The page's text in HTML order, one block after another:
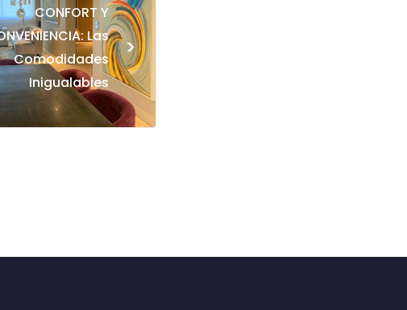
CONFORT Y
Las
Comodidades
Inigualables
>